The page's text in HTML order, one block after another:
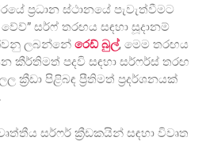
ප්‍රධාන ස්ථානයේ පැවැත්වීමට
සර්ෆ් තරඟය සඳහා සූදානම්
ලබන්නේ රෙඩ් බුල්, මෙම තරඟය
කීර්තිමත් පදවි සඳහා සර්ෆර්ස් තරඟ
ක්‍රීඩා පිළිබඳ ප්‍රීතිමත් ප්‍රදර්ශනයක්
සර්ෆර් ක්‍රීඩකයින් සඳහා විවෘත